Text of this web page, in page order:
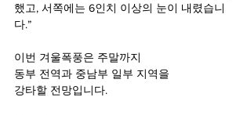
했고, 서쪽에는 6인치 이상의 눈이 내렸습니
다.”
이번 겨울폭풍은 주말까지
동부 전역과 중남부 일부 지역을
강타할 전망입니다.